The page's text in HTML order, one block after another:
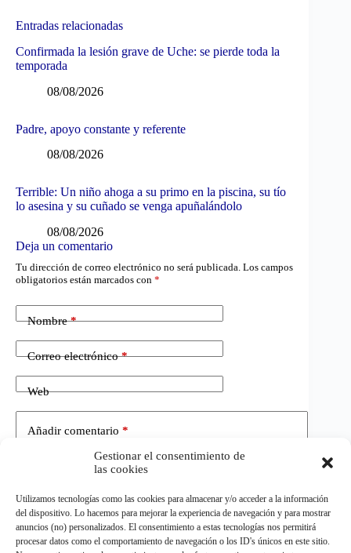
Gestionar el consentimiento de
las cookies
Utilizamos tecnologías como las cookies para almacenar y/o acceder a la información
del dispositivo. Lo hacemos para mejorar la experiencia de navegación y para mostrar
anuncios (no) personalizados. El consentimiento a estas tecnologías nos permitirá
procesar datos como el comportamiento de navegación o los ID's únicos en este sitio.
Entradas relacionadas
Confirmada la lesión grave de Uche: se pierde toda la
temporada
08/08/2026
Padre, apoyo constante y referente
08/08/2026
Terrible: Un niño ahoga a su primo en la piscina, su tío
lo asesina y su cuñado se venga apuñalándolo
08/08/2026
Deja un comentario
Tu dirección de correo electrónico no será publicada. Los campos
obligatorios están marcados con *
Nombre*
Correo electrónico*
Web
Añadir comentario *